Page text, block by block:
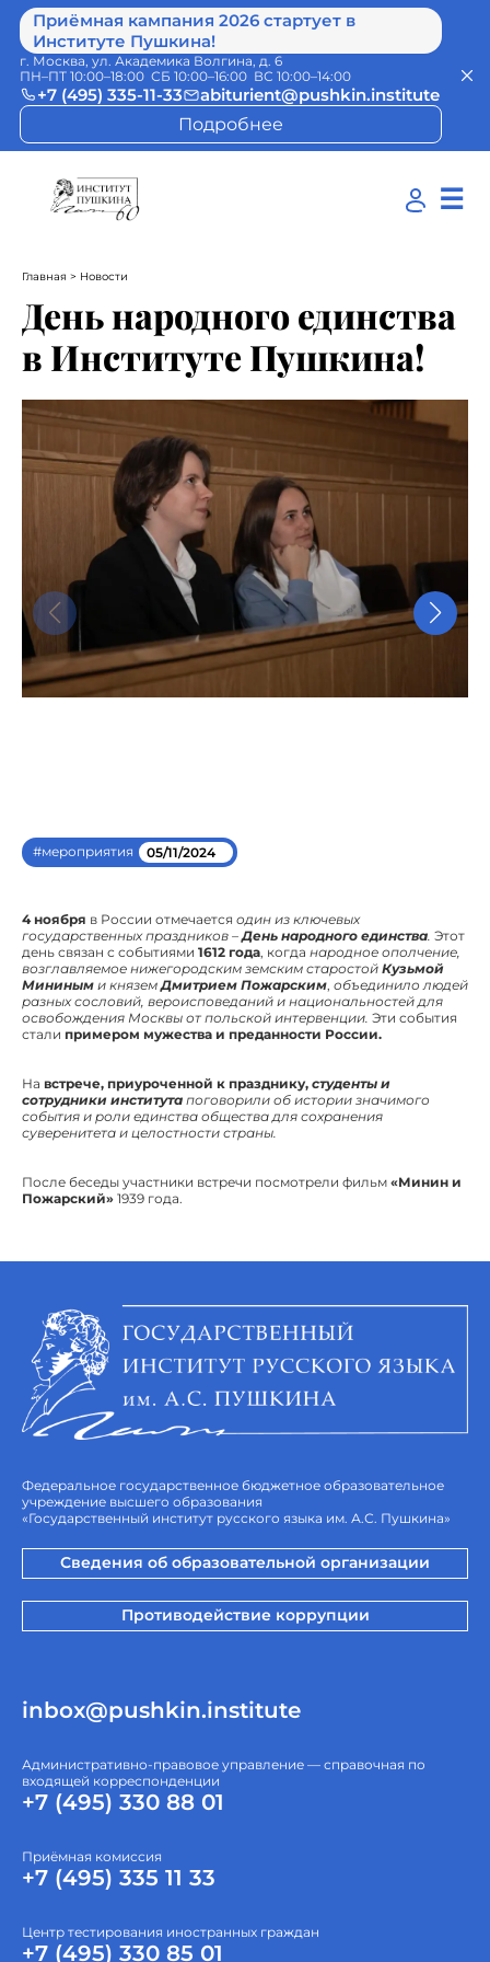
Приёмная кампания 2026 стартует в
Институте Пушкина!
г. Москва, ул. Академика Волгина, д. 6
ПН–ПТ 10:00–18:00 СБ 10:00–16:00 ВС 10:00–14:00
+7 (495) 335-11-33
abiturient@pushkin.institute
Подробнее
☰
Главная > Новости
День народного единства
в Институте Пушкина!
#мероприятия 05/11/2024
4 ноября в России отмечается один из ключевых
государственных праздников –День народного единства. Этот
день связан с событиями 1612 года, когда народное ополчение,
возглавляемое нижегородским земским старостой Кузьмой
Мининым и княземДмитрием Пожарским, объединило людей
разных сословий, вероисповеданий и национальностей для
освобождения Москвы от польской интервенции. Эти события
стали примером мужества и преданности России.
На встрече, приуроченной к празднику, студенты и
сотрудники института поговорили об истории значимого
события и роли единства общества для сохранения
суверенитета и целостности страны.
После беседы участники встречи посмотрели фильм «Минин и
Пожарский» 1939 года.
Федеральное государственное бюджетное образовательное
учреждение высшего образования
«Государственный институт русского языка им. А.С. Пушкина»
Сведения об образовательной организации
Противодействие коррупции
inbox@pushkin.institute
Административно-правовое управление — справочная по
входящей корреспонденции
+7 (495) 330 88 01
Приёмная комиссия
+7 (495) 335 11 33
Центр тестирования иностранных граждан
+7 (495) 330 85 01